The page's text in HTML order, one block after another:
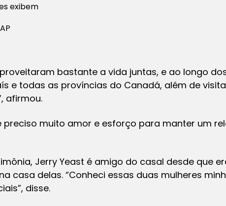
exibem
bastante a vida juntas, e ao longo
e todas as províncias do Canadá, além de
afirmou.
preciso muito amor e esforço para manter um
Jerry Yeast é amigo do casal desde que
casa delas. “Conheci essas duas mulheres
disse.